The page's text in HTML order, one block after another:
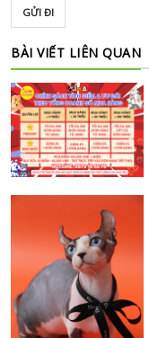
GỬI ĐI
BÀI VIẾT LIÊN QUAN